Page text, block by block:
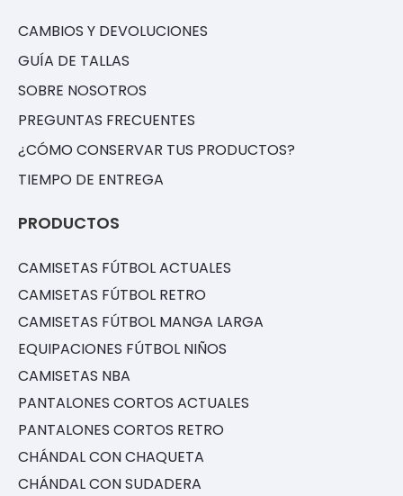
CAMBIOS Y DEVOLUCIONES
GUÍA DE TALLAS
SOBRE NOSOTROS
PREGUNTAS FRECUENTES
¿CÓMO CONSERVAR TUS PRODUCTOS?
TIEMPO DE ENTREGA
PRODUCTOS
CAMISETAS FÚTBOL ACTUALES
CAMISETAS FÚTBOL RETRO
CAMISETAS FÚTBOL MANGA LARGA
EQUIPACIONES FÚTBOL NIÑOS
CAMISETAS NBA
PANTALONES CORTOS ACTUALES
PANTALONES CORTOS RETRO
CHÁNDAL CON CHAQUETA
CHÁNDAL CON SUDADERA